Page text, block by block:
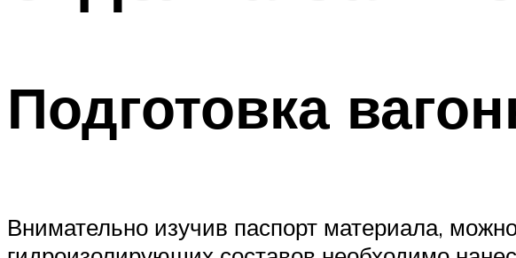
Подготовка
Внимательно изучив паспорт материала,